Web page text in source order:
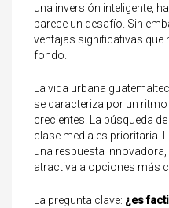
una inversión inteligente,
parece un desafío. Sin
ventajas significativas que
fondo.
La vida urbana
se caracteriza por un
crecientes. La búsqueda
clase media es prioritaria.
una respuesta
atractiva a opciones más
La pregunta clave: ¿es